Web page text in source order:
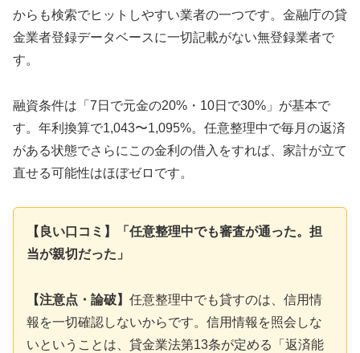
からも検索でヒットしやすい業者の一つです。金融庁の貸
金業者登録データベースに一切記載がない無登録業者で
す。
融資条件は「7日で元金の20%・10日で30%」が基本で
す。年利換算で1,043〜1,095%。任意整理中で毎月の返済
がある状態でさらにこの金利の借入をすれば、家計が立て
直せる可能性はほぼゼロです。
【良い口コミ】「任意整理中でも審査が通った。担
当が親切だった」
【注意点・論破】 任意整理中でも貸すのは、信用情
報を一切確認しないからです。信用情報を照会しな
いということは、貸金業法第13条が定める「返済能